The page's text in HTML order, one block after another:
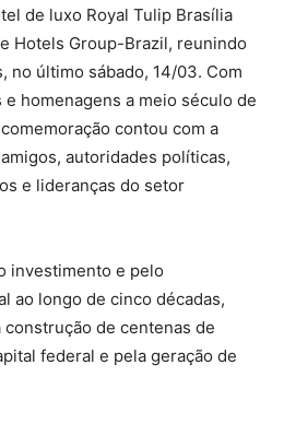
de luxo Royal Tulip Brasília
Hotels Group-Brazil, reunindo
no último sábado, 14/03. Com
homenagens a meio século de
contou com a
autoridades políticas,
e lideranças do setor
investimento e pelo
ao longo de cinco décadas,
de centenas de
federal e pela geração de